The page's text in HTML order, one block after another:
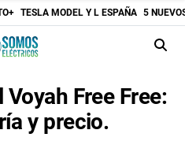
TESLA MODEL Y L ESPAÑA 5
Free Free:
y precio.